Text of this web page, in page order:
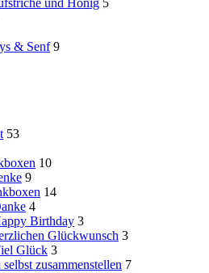
und Honig 5
& Senf 9
53
10
9
14
4
Birthday 3
Glückwunsch 3
Glück 3
zusammenstellen 7